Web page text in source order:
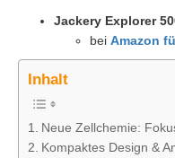
Jackery Explorer
bei Amazon
Inhalt
Neue Zellchemie:
Kompaktes Design &